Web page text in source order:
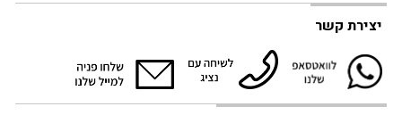
יצירת קשר